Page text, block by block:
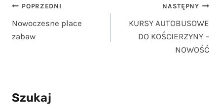
Nawigacja
wpisu
POPRZEDNI
Nowoczesne place
zabaw
NASTĘPNY
KURSY AUTOBUSOWE
DO KOŚCIERZYNY –
NOWOŚĆ
Szukaj